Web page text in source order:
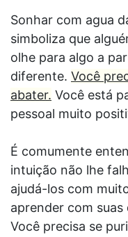
Sonhar com agua
simboliza que
olhe para algo a
diferente. Você
abater. Você está
pessoal muito
É comumente
intuição não lhe
ajudá-los com
aprender com suas
Você precisa se